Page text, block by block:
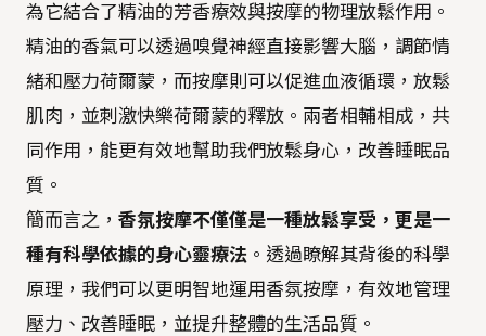
為它結合了精油的芳香療效與按摩的物理放鬆作用。
精油的香氣可以透過嗅覺神經直接影響大腦，調節情
緒和壓力荷爾蒙，而按摩則可以促進血液循環，放鬆
肌肉，並刺激快樂荷爾蒙的釋放。兩者相輔相成，共
同作用，能更有效地幫助我們放鬆身心，改善睡眠品
質。
簡而言之， 香氛按摩不僅僅是一種放鬆享受，更是一
種有科學依據的身心靈療法 。透過瞭解其背後的科學
原理，我們可以更明智地運用香氛按摩，有效地管理
壓力、改善睡眠，並提升整體的生活品質。